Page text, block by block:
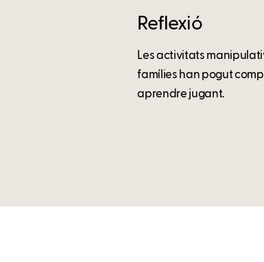
Reflexió
Les activitats
famílies han pogut
aprendre jugant.